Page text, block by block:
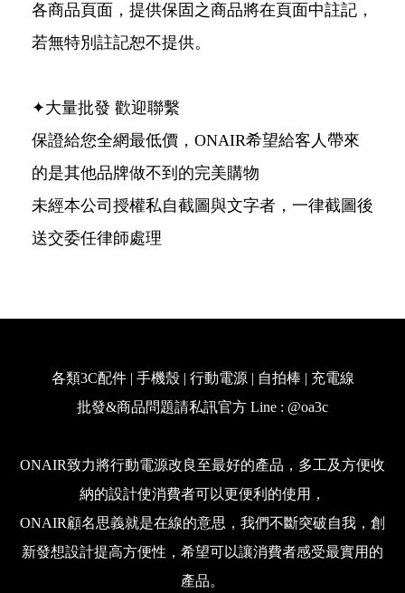
各商品頁面，提供保固之商品將在頁面中註記，
若無特別註記恕不提供。
✦大量批發 歡迎聯繫
保證給您全網最低價，ONAIR希望給客人帶來
的是其他品牌做不到的完美購物
未經本公司授權私自截圖與文字者，一律截圖後
送交委任律師處理
各類3C配件 | 手機殼 | 行動電源 | 自拍棒 | 充電線
批發&商品問題請私訊官方 Line : @oa3c
ONAIR致力將行動電源改良至最好的產品，多工及方便收
納的設計使消費者可以更便利的使用，
ONAIR顧名思義就是在線的意思，我們不斷突破自我，創
新發想設計提高方便性，希望可以讓消費者感受最實用的
產品。